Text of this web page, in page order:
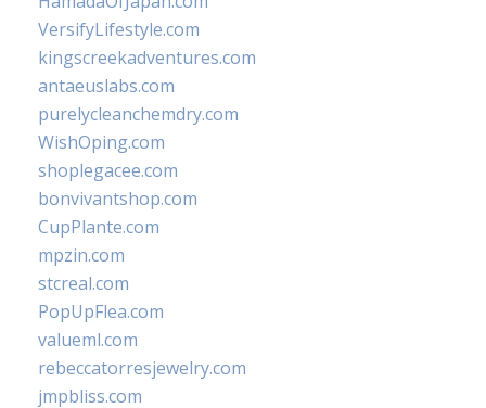
VersifyLifestyle.com
kingscreekadventures.com
antaeuslabs.com
purelycleanchemdry.com
WishOping.com
shoplegacee.com
bonvivantshop.com
CupPlante.com
mpzin.com
stcreal.com
PopUpFlea.com
valueml.com
rebeccatorresjewelry.com
jmpbliss.com